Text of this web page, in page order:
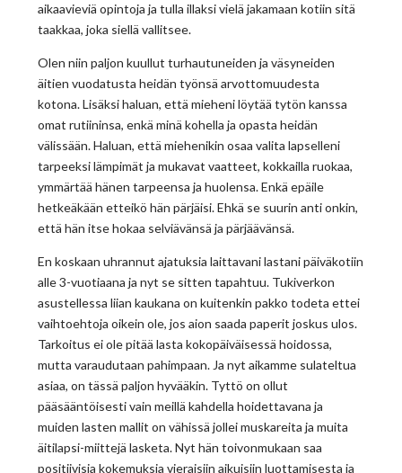
aikaavieviä opintoja ja tulla illaksi vielä jakamaan kotiin sitä
taakkaa, joka siellä vallitsee.
Olen niin paljon kuullut turhautuneiden ja väsyneiden
äitien vuodatusta heidän työnsä arvottomuudesta
kotona. Lisäksi haluan, että mieheni löytää tytön kanssa
omat rutiininsa, enkä minä kohella ja opasta heidän
välissään. Haluan, että miehenikin osaa valita lapselleni
tarpeeksi lämpimät ja mukavat vaatteet, kokkailla ruokaa,
ymmärtää hänen tarpeensa ja huolensa. Enkä epäile
hetkeäkään etteikö hän pärjäisi. Ehkä se suurin anti onkin,
että hän itse hokaa selviävänsä ja pärjäävänsä.
En koskaan uhrannut ajatuksia laittavani lastani päiväkotiin
alle 3-vuotiaana ja nyt se sitten tapahtuu. Tukiverkon
asustellessa liian kaukana on kuitenkin pakko todeta ettei
vaihtoehtoja oikein ole, jos aion saada paperit joskus ulos.
Tarkoitus ei ole pitää lasta kokopäiväisessä hoidossa,
mutta varaudutaan pahimpaan. Ja nyt aikamme sulateltua
asiaa, on tässä paljon hyvääkin. Tyttö on ollut
pääsääntöisesti vain meillä kahdella hoidettavana ja
muiden lasten mallit on vähissä jollei muskareita ja muita
äitilapsi-miittejä lasketa. Nyt hän toivonmukaan saa
positiivisia kokemuksia vieraisiin aikuisiin luottamisesta ja